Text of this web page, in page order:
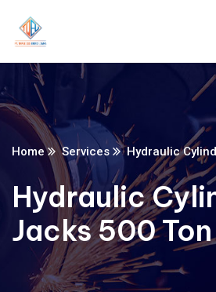
Home Services Hydraulic
Hydraulic
Jacks 500 Ton